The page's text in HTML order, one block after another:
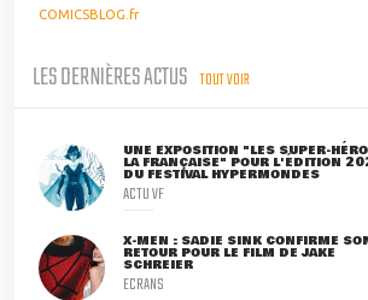
COMICSBLOG.fr
LES DERNIÈRES ACTUS TOUT VOIR
UNE EXPOSITION "LES SUPER-
LA FRANÇAISE" POUR L'ÉDITION
DU FESTIVAL HYPERMONDES
ACTU VF
X-MEN : SADIE SINK CONFIRME
RETOUR POUR LE FILM DE JAKE
SCHREIER
ECRANS